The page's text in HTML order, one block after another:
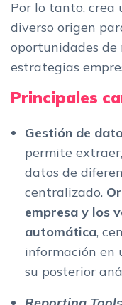
Por lo tanto, crea
diverso origen
oportunidades de
estrategias
Principales
Gestión de
permite
datos de
centralizado.
empresa y los
automática,
información en
su posterior